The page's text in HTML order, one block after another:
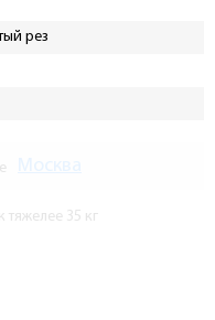
рез
35 кг